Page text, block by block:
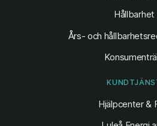
Hållbarhet
Års- och
Hjälpcenter &